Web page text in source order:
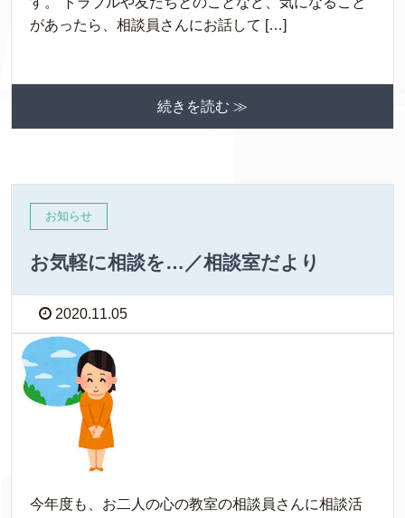
があったら、相談員さんにお話して […]
続きを読む ≫
お知らせ
お気軽に相談を…／相談室だより
2020.11.05
今年度も、お二人の心の教室の相談員さんに相談活